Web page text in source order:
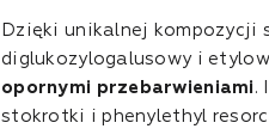
Dzięki unikalnej kompozycji
diglukozylogalusowy i
opornymi przebarwieniami .
stokrotki i phenylethyl